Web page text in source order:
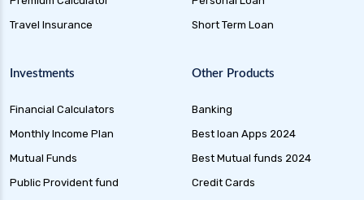
Travel Insurance
Short Term Loan
Investments
Financial Calculators
Monthly Income Plan
Mutual Funds
Public Provident fund
Other Products
Banking
Best loan Apps 2024
Best Mutual funds 2024
Credit Cards